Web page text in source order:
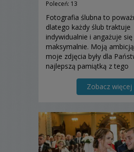
Poleceń: 13
Fotografia ślubna to
dlatego każdy ślub traktuje
indywidualnie i angażuje się
maksymalnie. Moją
moje zdjęcia były dla
najlepszą pamiątką z tego
zdjęć i miłą obsługęZobacz więcej